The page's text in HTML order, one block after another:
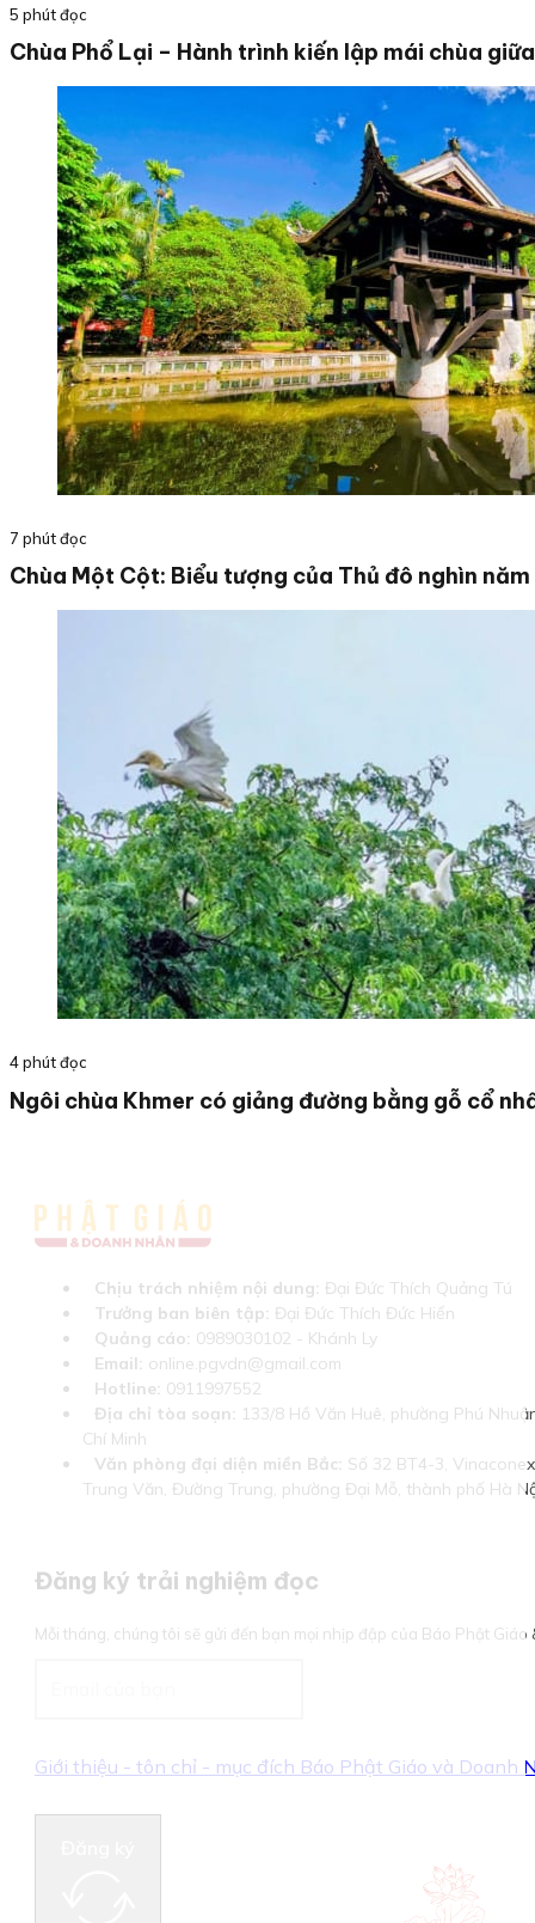
5 phút đọc
Chùa Phổ Lại – Hành trình kiến lập mái chùa
7 phút đọc
Chùa Một Cột: Biểu tượng của Thủ đô nghìn
4 phút đọc
Ngôi chùa Khmer có giảng đường bằng gỗ cổ
Chịu trách nhiệm nội dung: Đại Đức Thích Quảng Tú
Trưởng ban biên tập: Đại Đức Thích Đức Hiển
Quảng cáo: 0989030102 - Khánh Ly
Email: online.pgvdn@gmail.com
Hotline: 0911997552
Địa chỉ tòa soạn: 133/8 Hồ Văn Huê, phường Phú
Chí Minh
Văn phòng đại diện miền Bắc: Số 32 BT4-3,
Trung Văn, Đường Trung, phường Đại Mỗ, thành phố Hà
Đăng ký trải nghiệm đọc
Mỗi tháng, chúng tôi sẽ gửi đến bạn mọi nhịp đập của Báo Phật Giáo
Giới thiệu - tôn chỉ - mục đích Báo Phật Giáo và Doanh